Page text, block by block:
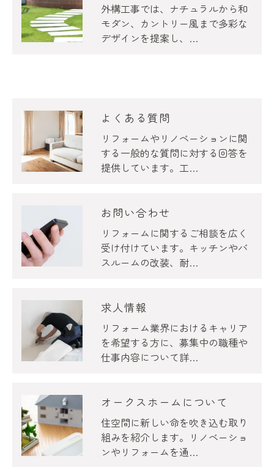
外構工事では、ナチュラルから和
モダン、カントリー風まで多彩な
デザインを提案し、…
よくある質問
リフォームやリノベーションに関
する一般的な質問に対する回答を
提供しています。工…
お問い合わせ
リフォームに関するご相談を広く
受け付けています。キッチンやバ
スルームの改装、耐…
求人情報
リフォーム業界におけるキャリア
を希望する方に、募集中の職種や
仕事内容について詳…
オークスホームについて
住空間に新しい命を吹き込む取り
組みを紹介します。リノベーショ
ンやリフォームを通…